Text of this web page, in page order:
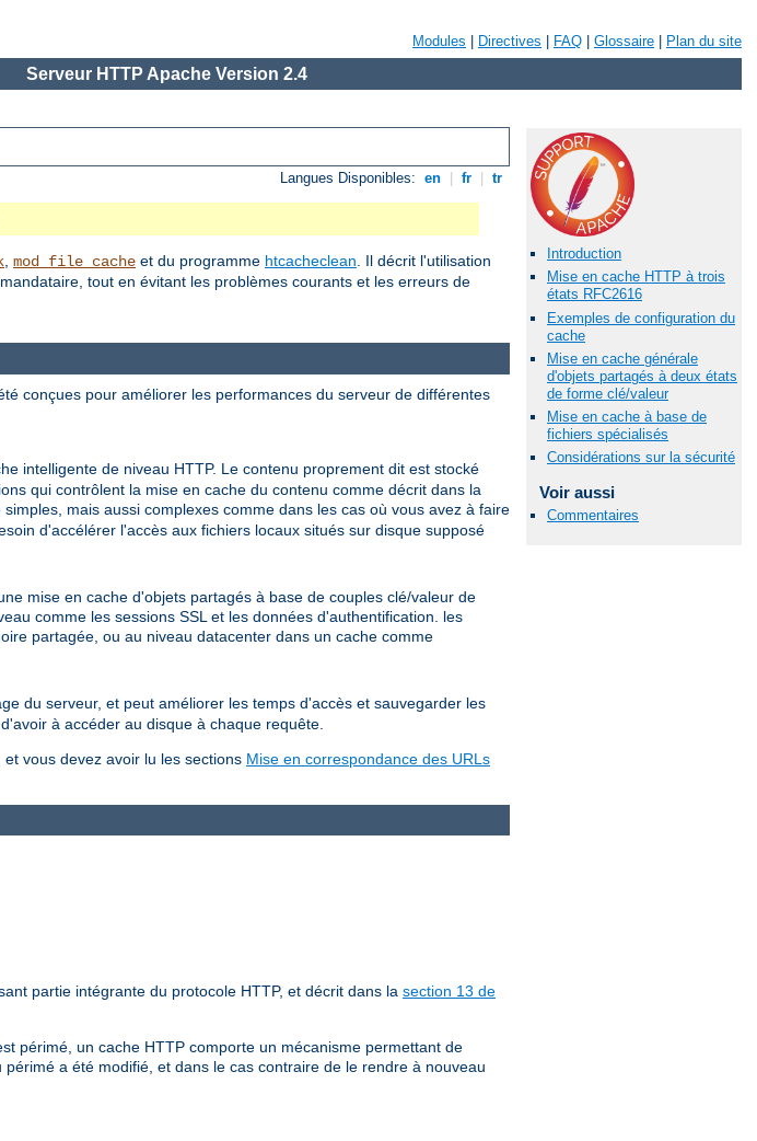
Modules Directives FAQ Glossaire Plan du site
Serveur HTTP Apache Version 2.4
Langues Disponibles: en fr tr
, mod_file_cache et du programme htcacheclean. Il décrit l'utilisation
tout en évitant les problèmes courants et les erreurs de
Introduction
Mise en cache HTTP à trois
états RFC2616
Exemples de configuration du
cache
Mise en cache générale
d'objets partagés à deux états
de forme clé/valeur
Mise en cache à base de
fichiers spécialisés
Considérations sur la sécurité
Voir aussi
Commentaires
conçues pour améliorer les performances du serveur de différentes
intelligente de niveau HTTP. Le contenu proprement dit est stocké
qui contrôlent la mise en cache du contenu comme décrit dans la
mais aussi complexes comme dans les cas où vous avez à faire
d'accélérer l'accès aux fichiers locaux situés sur disque supposé
mise en cache d'objets partagés à base de couples clé/valeur de
comme les sessions SSL et les données d'authentification. les
partagée, ou au niveau datacenter dans un cache comme
du serveur, et peut améliorer les temps d'accès et sauvegarder les
à accéder au disque à chaque requête.
vous devez avoir lu les sections Mise en correspondance des URLs
partie intégrante du protocole HTTP, et décrit dans la section 13 de
périmé, un cache HTTP comporte un mécanisme permettant de
a été modifié, et dans le cas contraire de le rendre à nouveau